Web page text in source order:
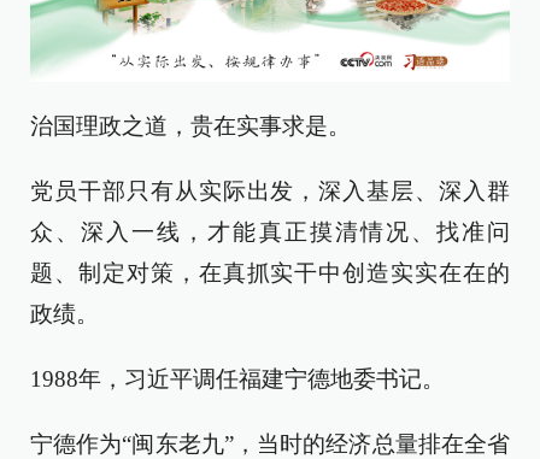
治国理政之道，贵在实事求是。
党员干部只有从实际出发，深入基层、深入群
众、深入一线，才能真正摸清情况、找准问
题、制定对策，在真抓实干中创造实实在在的
政绩。
1988年，习近平调任福建宁德地委书记。
宁德作为“闽东老九”，当时的经济总量排在全省